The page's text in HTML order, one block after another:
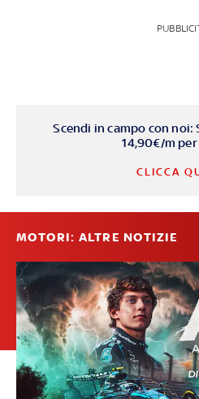
Scendi in campo con noi:
14,90€/m per
CLICCA
MOTORI: ALTRE NOTIZIE